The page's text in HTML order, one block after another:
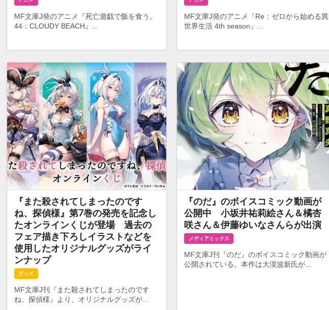
MF文庫J発のアニメ『死亡遊戯で飯を食う。
44：CLOUDY BEACH』...
MF文庫J発のアニメ『Re：ゼロから始める異
世界生活 4th season』...
『また殺されてしまったのです
ね、探偵様』第7巻の発売を記念し
たオンラインくじが登場 過去の
フェア描き下ろしイラストなどを
使用したオリジナルグッズがライ
ンナップ
グッズ
MF文庫J刊『また殺されてしまったのです
ね、探偵様』より、オリジナルグッズが...
『のだ』のボイスコミック動画が
公開中 小坂井祐莉絵さん＆橘杏
咲さん＆伊藤ゆいなさんらが出演
メディアミックス
MF文庫J刊『のだ』のボイスコミック動画が
公開されている。本作は大漠波新氏が...